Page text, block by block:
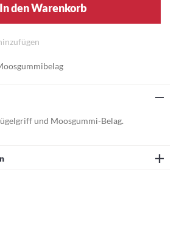
In den Warenkorb
und Moosgummi-Belag.